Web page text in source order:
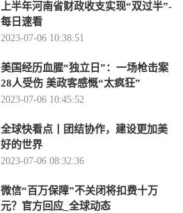
上半年河南省财政收支实现“双过半”-
每日速看
2023-07-06 10:38:51
美国经历血腥“独立日”：一场枪击案
28人受伤 美政客感慨“太疯狂”
2023-07-06 10:45:52
全球快看点丨团结协作，建设更加美
好的世界
2023-07-06 08:32:36
微信“百万保障”不关闭将扣费十万
元？官方回应_全球动态